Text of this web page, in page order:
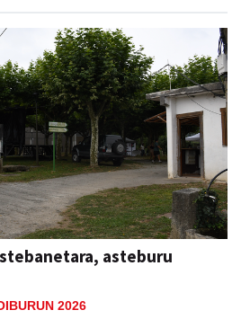
asteburu
2026